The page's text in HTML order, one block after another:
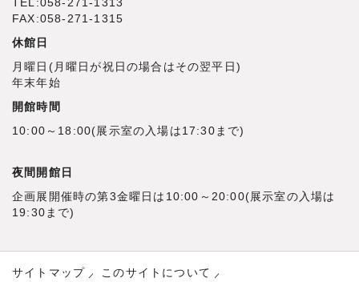
FAX:058-271-1315
休館日
月曜日(月曜日が祝日の場合はその翌平日)
年末年始
開館時間
10:00～18:00(展示室の入場は17:30まで)
夜間開館日
企画展開催時の第3金曜日は10:00～20:00(展示室の入場は
19:30まで)
サイトマップ このサイトについて